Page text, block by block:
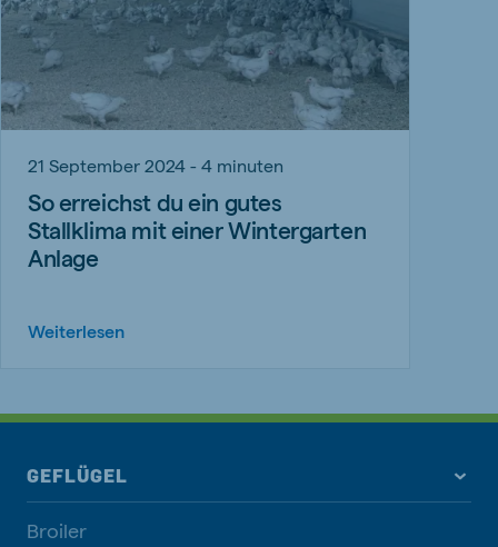
21 September 2024 - 4 minuten
So erreichst du ein gutes
Stallklima mit einer Wintergarten
Anlage
Weiterlesen
GEFLÜGEL
Broiler